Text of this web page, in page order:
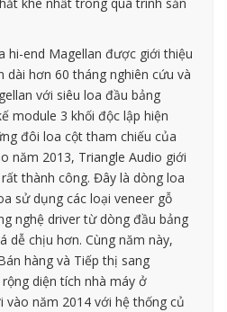
hi-end Magellan được giới thiệu
dài hơn 60 tháng nghiên cứu và
với siêu loa đầu bảng
module 3 khối độc lập hiện
đôi loa cột tham chiếu của
năm 2013, Triangle Audio giới
thành công. Đây là dòng loa
sử dụng các loại veneer gỗ
nghệ driver từ dòng đầu bảng
dễ chịu hơn. Cùng năm này,
hàng và Tiếp thị sang
diện tích nhà máy ở
vào năm 2014 với hệ thống củ